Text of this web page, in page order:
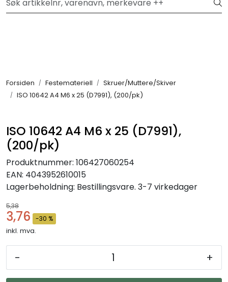
Skip to main content Hei, velkommen inn!
Forsiden Festemateriell
Skruer/Muttere/Skiver
ISO 10642 A4 M6 x 25 (D7991), (200/pk)
ISO 10642 A4 M6 x 25 (D7991),
(200/pk)
Produktnummer: 106427060254
EAN: 4043952610015
Lagerbeholdning: Bestillingsvare. 3-7 virkedager
5,38
3,76 -30 %
inkl. mva.
- +
Kjemikalier
Smøremidler
Transmisjon
Verktøy & Forbruksmateriell
Verneutstyr
Maskiner